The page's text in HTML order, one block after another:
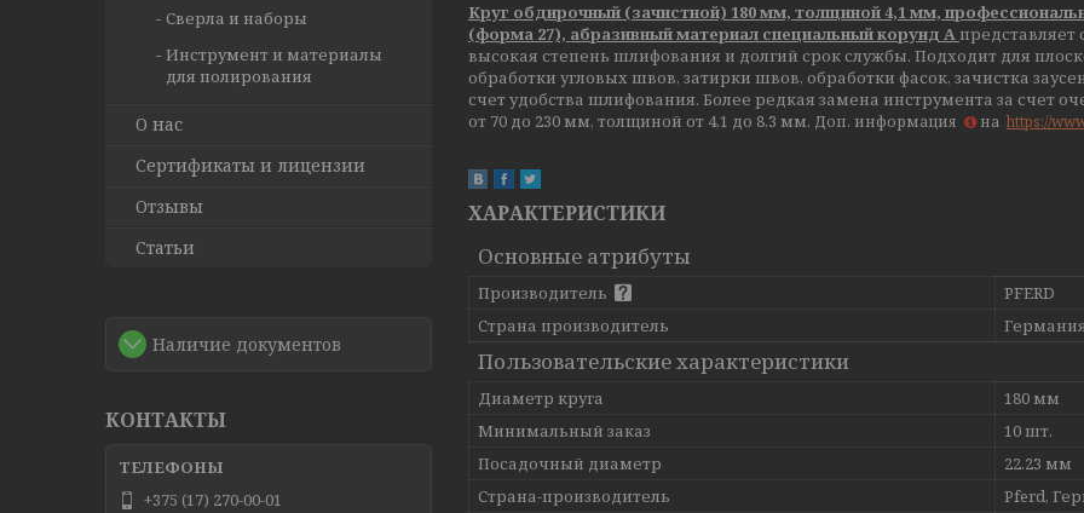
Круг обдирочный (зачистной) 180 мм, толщиной 4,1 мм,
(форма 27), абразивный материал специальный корунд А представляет
высокая степень шлифования и долгий срок службы. Подходит для
обработки угловых швов, затирки швов, обработки фасок, зачистка
счет удобства шлифования. Более редкая замена инструмента за счет
от 70 до 230 мм, толщиной от 4,1 до 8,3 мм. Доп. информация на https://
ХАРАКТЕРИСТИКИ
Основные атрибуты
Производитель
PFERD
Страна производитель
Пользовательские характеристики
Диаметр круга
180 мм
Минимальный заказ
10 шт.
Посадочный диаметр
22.23 мм
Страна-производитель
Pferd,
Сверла и наборы
Инструмент и материалы
для полирования
О нас
Сертификаты и лицензии
Отзывы
Статьи
Наличие документов
КОНТАКТЫ
+375 (17) 270-00-01